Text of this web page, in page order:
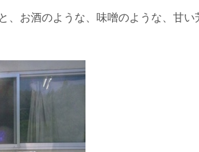
、お酒のような、味噌のような、甘い